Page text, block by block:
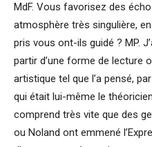
MdF. Vous favorisez des
atmosphère très singulière,
pris vous ont-ils guidé ? MP.
partir d’une forme de lecture
artistique tel que l’a pensé,
qui était lui-même le
comprend très vite que des
ou Noland ont emmené